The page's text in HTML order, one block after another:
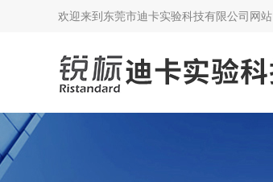
欢迎来到 东莞市迪卡实验科技有限公司网站